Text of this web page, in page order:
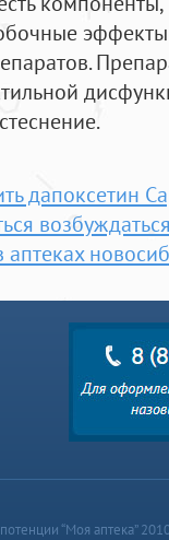
дапоксетин
аптеках
“Моя аптека”